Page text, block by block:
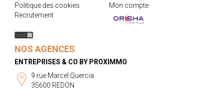
Politique des cookies
Mon compte
Recrutement
NOS AGENCES
ENTREPRISES & CO BY PROXIMMO
9 rue Marcel Quercia
35600 REDON